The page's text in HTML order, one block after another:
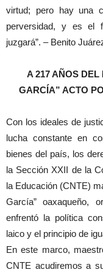
virtud; pero hay una
perversidad, y es el
juzgará”. – Benito
A 217 AÑOS
GARCÍA” ACTO
Con los ideales de
lucha constante en
bienes del país, los
la Sección XXII de la
la Educación (CNTE)
García” oaxaqueño,
enfrentó la política
laico y el principio de
En este marco,
CNTE acudiremos a